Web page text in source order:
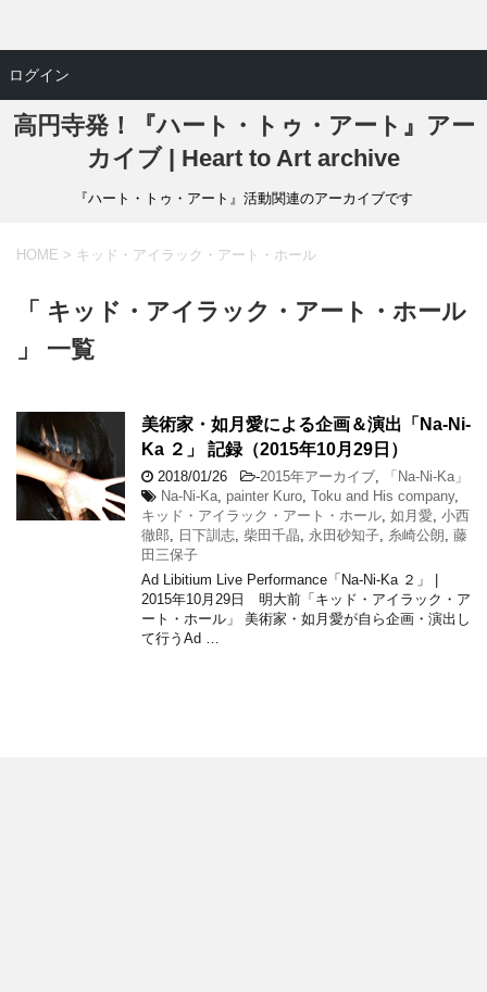
高円寺発！『ハート・トゥ・アート』アー
カイブ | Heart to Art archive
『ハート・トゥ・アート』活動関連のアーカイブです
HOME > キッド・アイラック・アート・ホール
「 キッド・アイラック・アート・ホール
」 一覧
美術家・如月愛による企画＆演出「Na-Ni-
Ka ２」 記録（2015年10月29日）
2018/01/26 -2015年アーカイブ
「Na-Ni-Ka」
Na-Ni-Ka painter Kuro Toku and His company,
キッド・アイラック・アート・ホール 如月愛 小西
徹郎
日下訓志 柴田千晶 永田砂知子 糸崎公朗 藤
田三保子
Ad Libitium Live Performance「Na-Ni-Ka ２」 |
2015年10月29日 明大前「キッド・アイラック・ア
ート・ホール」 美術家・如月愛が自ら企画・演出し
て行うAd …
ログイン